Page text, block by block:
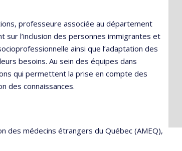
professeure associée au département
sur l’inclusion des personnes immigrantes et
ainsi que l’adaptation des
besoins. Au sein des équipes dans
qui permettent la prise en compte des
des connaissances.
des médecins étrangers du Québec (AMEQ),